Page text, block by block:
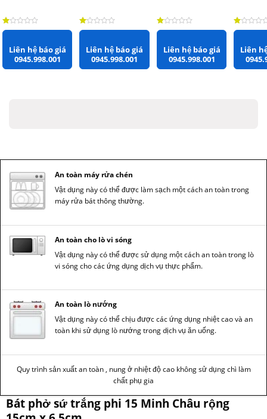
20.5cm x 9cm
Được xếp hạng1.005 sao
Liên hệ báo giá
0945.998.001
7cm
Được xếp hạng1.005 sao
Liên hệ báo giá
0945.998.001
16.5cm x 7cm
Được xếp hạng1.005 sao
Liên hệ báo giá
0945.998.001
x 9.5cm
Được xếp
Liên
An toàn máy rửa chén
Vật dụng này có thể được làm sạch một cách an toàn trong
máy rửa bát thông thường.
An toàn cho lò vi sóng
Vật dụng này có thể được sử dụng một cách an toàn trong lò
vi sóng cho các ứng dụng dịch vụ thực phẩm.
An toàn lò nướng
Vật dụng này có thể chịu được các ứng dụng nhiệt cao và an
toàn khi sử dụng lò nướng trong dịch vụ ăn uống.
Quy trình sản xuất an toàn , nung ở nhiệt độ cao không sử dụng chì làm
chất phụ gia
Bát phở sứ trắng phi 15 Minh Châu rộng